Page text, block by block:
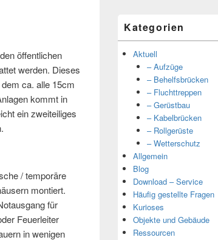
öffentlichen
werden. Dieses
ca. alle 15cm
kommt in
ein zweiteiliges
/ temporäre
montiert.
für
Feuerleiter
in wenigen
Kategorien
Aktuell
– Aufzüge
– Behelfsbrücken
– Fluchttreppen
– Gerüstbau
– Kabelbrücken
– Rollgerüste
– Wetterschutz
Allgemein
Blog
Download – Service
Häufig gestellte Fragen
Kurioses
Objekte und Gebäude
Ressourcen